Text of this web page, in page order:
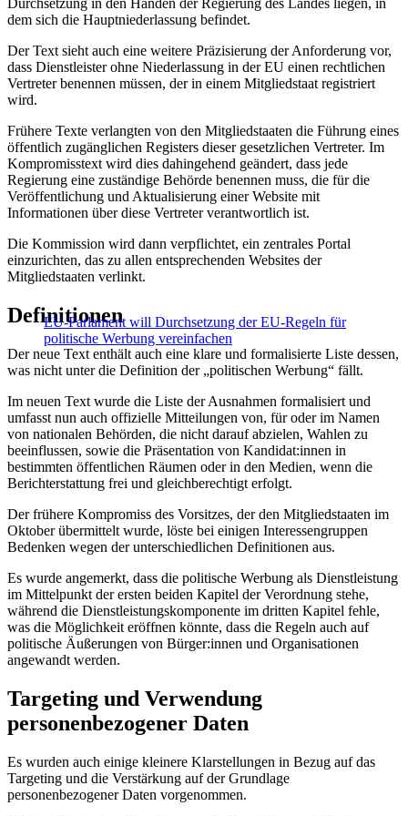
Durchsetzung in den Händen der Regierung des Landes liegen, in
dem sich die Hauptniederlassung befindet.
Der Text sieht auch eine weitere Präzisierung der Anforderung vor,
dass Dienstleister ohne Niederlassung in der EU einen rechtlichen
Vertreter benennen müssen, der in einem Mitgliedstaat registriert
wird.
Frühere Texte verlangten von den Mitgliedstaaten die Führung eines
öffentlich zugänglichen Registers dieser gesetzlichen Vertreter. Im
Kompromisstext wird dies dahingehend geändert, dass jede
Regierung eine zuständige Behörde benennen muss, die für die
Veröffentlichung und Aktualisierung einer Website mit
Informationen über diese Vertreter verantwortlich ist.
Die Kommission wird dann verpflichtet, ein zentrales Portal
einzurichten, das zu allen entsprechenden Websites der
Mitgliedstaaten verlinkt.
EU-Parlament will Durchsetzung der EU-Regeln für
politische Werbung vereinfachen
Definitionen
Der neue Text enthält auch eine klare und formalisierte Liste dessen,
was nicht unter die Definition der „politischen Werbung“ fällt.
Im neuen Text wurde die Liste der Ausnahmen formalisiert und
umfasst nun auch offizielle Mitteilungen von, für oder im Namen
von nationalen Behörden, die nicht darauf abzielen, Wahlen zu
beeinflussen, sowie die Präsentation von Kandidat:innen in
bestimmten öffentlichen Räumen oder in den Medien, wenn die
Berichterstattung frei und gleichberechtigt erfolgt.
Der frühere Kompromiss des Vorsitzes, der den Mitgliedstaaten im
Oktober übermittelt wurde, löste bei einigen Interessengruppen
Bedenken wegen der unterschiedlichen Definitionen aus.
Es wurde angemerkt, dass die politische Werbung als Dienstleistung
im Mittelpunkt der ersten beiden Kapitel der Verordnung stehe,
während die Dienstleistungskomponente im dritten Kapitel fehle,
was die Möglichkeit eröffnen könnte, dass die Regeln auch auf
politische Äußerungen von Bürger:innen und Organisationen
angewandt werden.
Targeting und Verwendung
personenbezogener Daten
Es wurden auch einige kleinere Klarstellungen in Bezug auf das
Targeting und die Verstärkung auf der Grundlage
personenbezogener Daten vorgenommen.